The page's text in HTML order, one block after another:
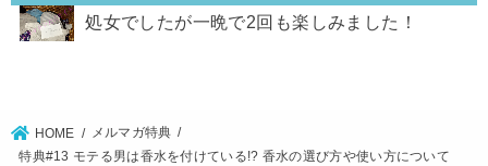
処女でしたが一晩で2回も楽しみました！
HOME
メルマガ特典
特典#13 モテる男は香水を付けている!? 香水の選び方や使い方について